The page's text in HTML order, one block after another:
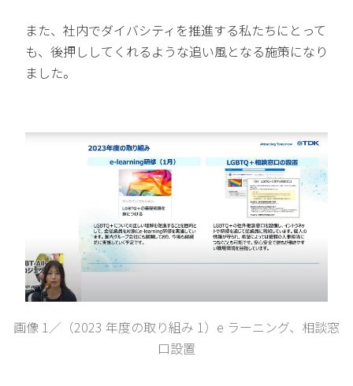
また、社内でダイバシティを推進する私たちにとって
も、後押ししてくれるような追い風となる施策になり
ました。
画像 1／（2023 年度の取り組み 1）e ラーニング、相談窓
口設置